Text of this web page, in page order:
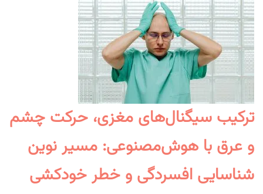
ترکیب سیگنال‌های مغزی، حرکت چشم
و عرق با هوش‌مصنوعی: مسیر نوین
شناسایی افسردگی و خطر خودکشی